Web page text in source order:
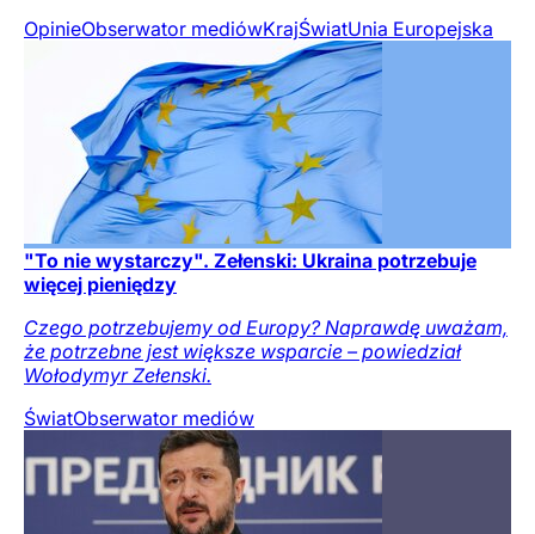
OpinieObserwator mediówKrajŚwiatUnia Europejska
"To nie wystarczy". Zełenski: Ukraina potrzebuje
więcej pieniędzy
Czego potrzebujemy od Europy? Naprawdę uważam,
że potrzebne jest większe wsparcie – powiedział
Wołodymyr Zełenski.
ŚwiatObserwator mediów